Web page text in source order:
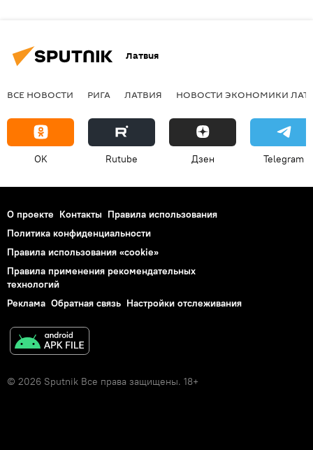
Латвия
ВСЕ НОВОСТИ РИГА ЛАТВИЯ НОВОСТИ ЭКОНОМИКИ
OK Rutube Дзен Telegram
О проекте Контакты Правила использования
Политика конфиденциальности
Правила использования «cookie»
Правила применения рекомендательных
технологий
Реклама Обратная связь Настройки отслеживания
© 2026 Sputnik Все права защищены. 18+